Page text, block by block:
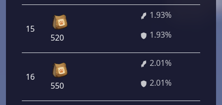
15
520
1.93%
1.93%
16
550
2.01%
2.01%